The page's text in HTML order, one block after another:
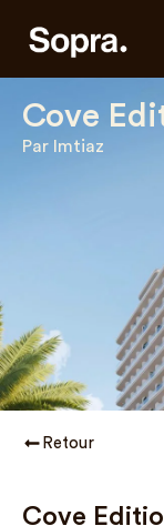
Cove
Par Imtiaz
Retour
Cove